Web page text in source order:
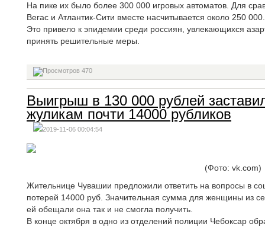
На пике их было более 300 000 игровых автоматов. Для
Вегас и Атлантик-Сити вместе насчитывается около 250 000.
Это привело к эпидемии среди россиян, увлекающихся
принять решительные меры.
470
Выигрыш в 130 000 рублей
жуликам почти 14000 рубликов
2019-11-06 00:04:54
(Фото: vk.com)
Жительнице Чувашии предложили ответить на вопросы в
потерей 14000 руб. Значительная сумма для женщины из
ей обещали она так и не смогла получить.
В конце октября в одно из отделений полиции Чебоксар